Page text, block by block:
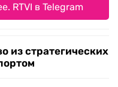
RTVI в Telegram
из стратегических